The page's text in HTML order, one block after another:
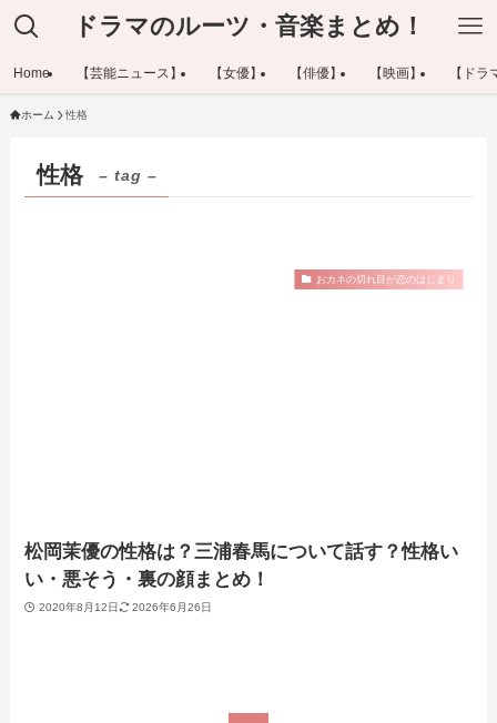
ドラマのルーツ・音楽まとめ！
Home 【芸能ニュース】 【女優】 【俳優】 【映画】 【ドラ
ホーム 性格
性格 – tag –
おカネの切れ目が恋のはじまり
松岡茉優の性格は？三浦春馬について話す？性格い
い・悪そう・裏の顔まとめ！
2020年8月12日 2026年6月26日